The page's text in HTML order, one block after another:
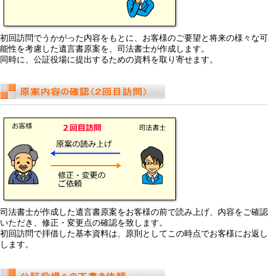
初回訪問でうかがった内容をもとに、お客様のご要望と将来の様々な可
能性を考慮した遺言書原案を、司法書士が作成します。
同時に、公証役場に提出するための資料を取り寄せます。
司法書士が作成した遺言書原案をお客様の前で読み上げ、内容をご確認
いただき、修正・変更点の確認を致します。
初回訪問で拝借した基本資料は、原則としてこの時点でお客様にお返し
します。